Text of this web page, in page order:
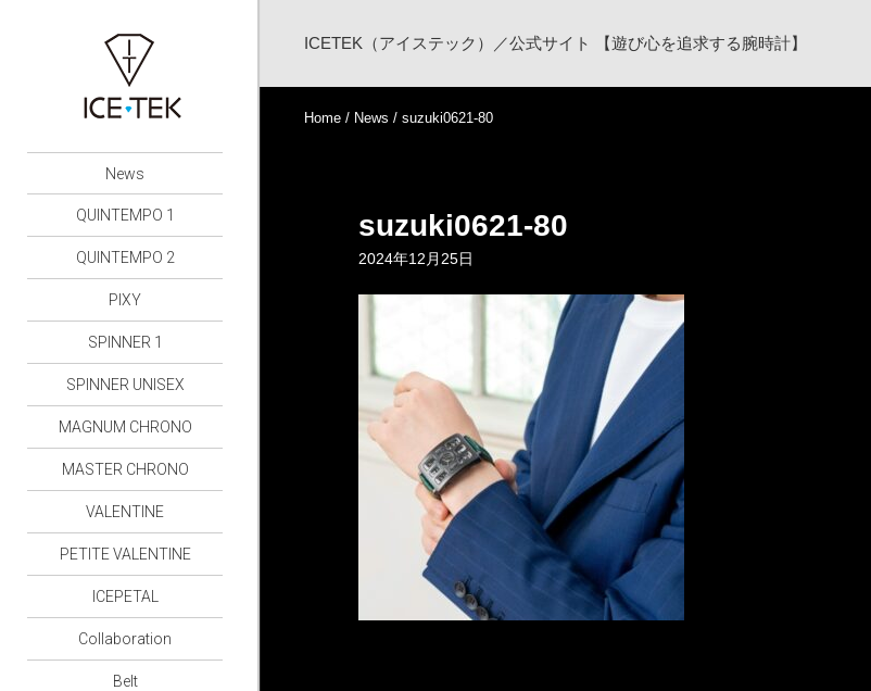
ICETEK（アイステック）／公式サイト 【遊び心を追求する腕時計】
News
QUINTEMPO 1
QUINTEMPO 2
PIXY
SPINNER 1
SPINNER UNISEX
MAGNUM CHRONO
MASTER CHRONO
VALENTINE
PETITE VALENTINE
ICEPETAL
Collaboration
Belt
Home / News / suzuki0621-80
suzuki0621-80
2024年12月25日